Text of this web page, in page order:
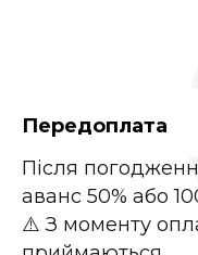
Передоплата
Після
аванс 50% або
⚠️ З моменту